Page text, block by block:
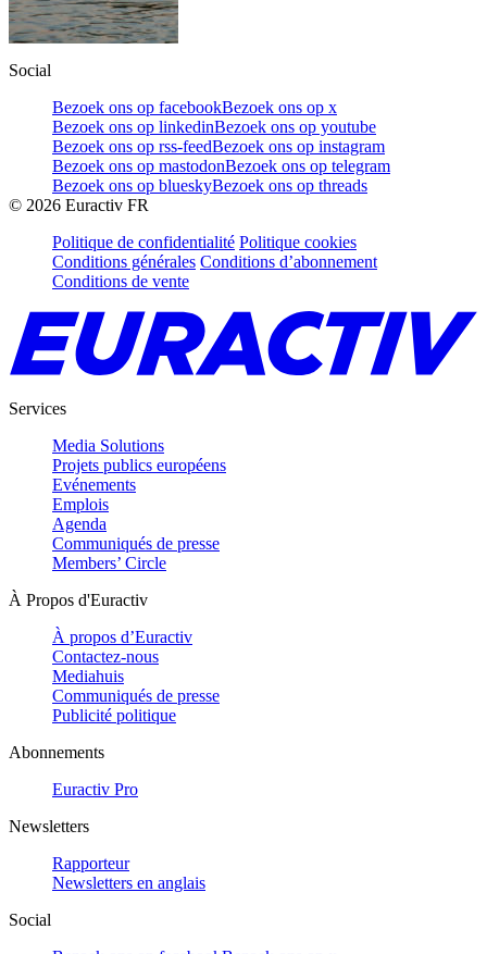
Social
Bezoek ons op facebookBezoek ons op x
Bezoek ons op linkedinBezoek ons op youtube
Bezoek ons op rss-feedBezoek ons op instagram
Bezoek ons op mastodonBezoek ons op telegram
Bezoek ons op blueskyBezoek ons op threads
© 2026 Euractiv FR
Politique de confidentialité Politique cookies
Conditions générales Conditions d’abonnement
Conditions de vente
Services
Media Solutions
Projets publics européens
Evénements
Emplois
Agenda
Communiqués de presse
Members’ Circle
À Propos d'Euractiv
À propos d’Euractiv
Contactez-nous
Mediahuis
Communiqués de presse
Publicité politique
Abonnements
Euractiv Pro
Newsletters
Rapporteur
Newsletters en anglais
Social